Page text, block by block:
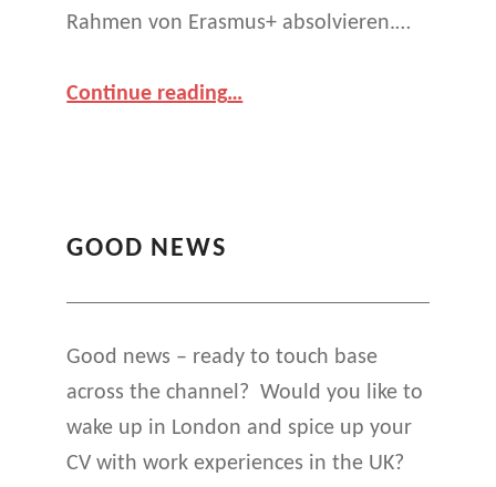
Rahmen von Erasmus+ absolvieren.…
Continue reading…
GOOD NEWS
Good news – ready to touch base
across the channel? Would you like to
wake up in London and spice up your
CV with work experiences in the UK?